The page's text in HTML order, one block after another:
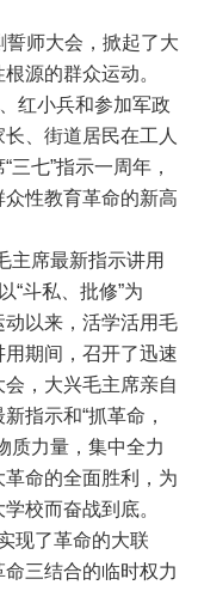
师大会，掀起了大
源的群众运动。
红小兵和参加军政
、街道居民在工人
七”指示一周年，
性教育革命的新高
主席最新指示讲用
“斗私、批修”为
以来，活学活用毛
期间，召开了迅速
，大兴毛主席亲自
指示和“抓革命，
质力量，集中全力
命的全面胜利，为
校而奋战到底。
现了革命的大联
三结合的临时权力